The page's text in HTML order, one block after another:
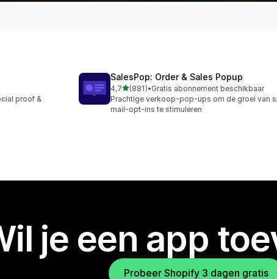
proof &
SalesPop: Order & Sales Popup
4,7van 5 sterren
(881)
881 recensies in totaal
•Gratis abonnement beschikbaar
Prachtige verkoop-pop-ups om de groei van
mail-opt-ins te stimuleren
je een app
Probeer Shopify 3 dagen gratis